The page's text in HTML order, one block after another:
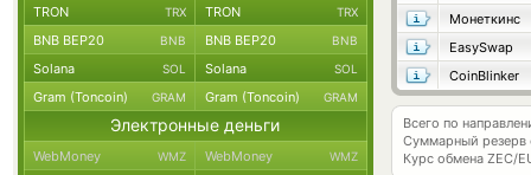
Монеткинс
EasySwap
CoinBlinker
Всего по
Суммарный резерв
Курс обмена ZEC/
TRON TRX TRON TRX
BNB BEP20 BNB BNB BEP20 BNB
Solana SOL Solana SOL
Gram (Toncoin) GRAM Gram (Toncoin) GRAM
Электронные деньги
WebMoney WMZ WebMoney WMZ